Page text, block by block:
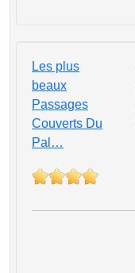
Les plus
beaux
Passages
Couverts Du
Pal…